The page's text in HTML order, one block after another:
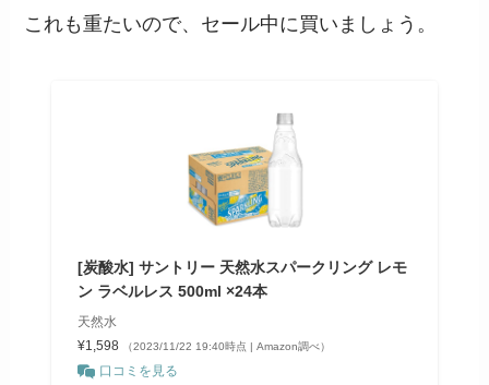
これも重たいので、セール中に買いましょう。
[炭酸水] サントリー 天然水スパークリング レモ
ン ラベルレス 500ml ×24本
天然水
¥1,598
（2023/11/22 19:40時点 | Amazon調べ）
口コミを見る